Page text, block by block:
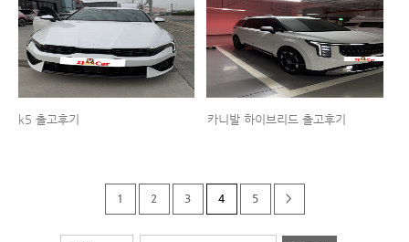
k5 출고후기 카니발 하이브리드 출고후기
1 2 3 4 5 >